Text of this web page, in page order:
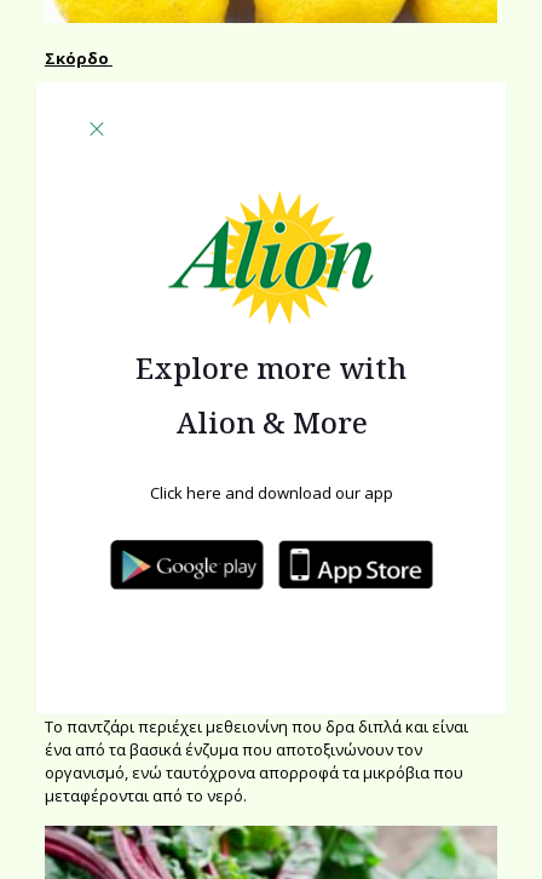
Σκόρδο
οφέλη του στην καρδιά, ενώ όσον αφορά το θέμα
Καταναλώνεται από αυτούς για να χάσουν βάρος, ενώ
παρουσιάζει αρκετά μεγάλη δράση όσον αφορά την
ενεργοποίηση ενζύμων που οδηγούν στην καταπολέμηση
Το παντζάρι περιέχει μεθειονίνη που δρα διπλά και είναι
ένα από τα βασικά ένζυμα που αποτοξινώνουν τον
οργανισμό, ενώ ταυτόχρονα απορροφά τα μικρόβια που
μεταφέρονται από το νερό.
Explore more with
Alion & More
Click here and download our app